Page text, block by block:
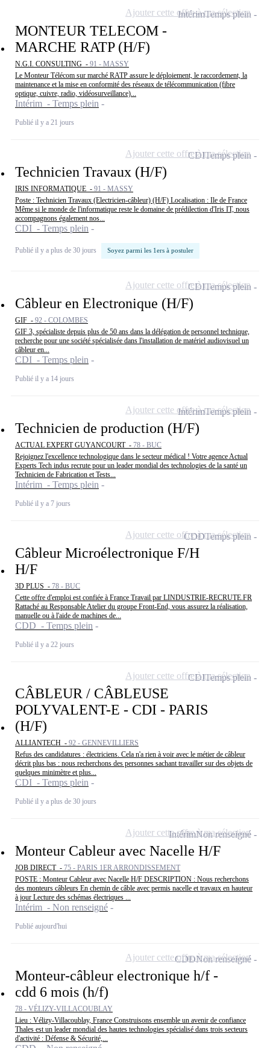
MONTEUR TELECOM -
MARCHE RATP (H/F)
N.G.I. CONSULTING - 91 - MASSY
Le Monteur Télécom sur marché RATP assure le déploiement, le raccordement, la
maintenance et la mise en conformité des réseaux de télécommunication (fibre
optique, cuivre, radio, vidéosurveillance)...
Intérim - Temps plein
Publié il y a 21 jours
IntérimTemps plein
Ajouter cette offre à ma sélection
Technicien Travaux (H/F)
IRIS INFORMATIQUE - 91 - MASSY
Poste : Technicien Travaux (Electricien-câbleur) (H/F) Localisation : Ile de France
Même si le monde de l'informatique reste le domaine de prédilection d'Iris IT, nous
accompagnons également nos...
CDI - Temps plein
Publié il y a plus de 30 jours Soyez parmi les 1ers à postuler
CDITemps plein
Ajouter cette offre à ma sélection
Câbleur en Electronique (H/F)
GIF - 92 - COLOMBES
GIF 3, spécialiste depuis plus de 50 ans dans la délégation de personnel technique,
recherche pour une société spécialisée dans l'installation de matériel audiovisuel un
câbleur en...
CDI - Temps plein
Publié il y a 14 jours
CDITemps plein
Ajouter cette offre à ma sélection
Technicien de production (H/F)
ACTUAL EXPERT GUYANCOURT - 78 - BUC
Rejoignez l'excellence technologique dans le secteur médical ! Votre agence Actual
Experts Tech indus recrute pour un leader mondial des technologies de la santé un
Technicien de Fabrication et Tests...
Intérim - Temps plein
Publié il y a 7 jours
IntérimTemps plein
Ajouter cette offre à ma sélection
Câbleur Microélectronique F/H
H/F
3D PLUS - 78 - BUC
Cette offre d'emploi est confiée à France Travail par LINDUSTRIE-RECRUTE.FR
Rattaché au Responsable Atelier du groupe Front-End, vous assurez la réalisation,
manuelle ou à l'aide de machines de...
CDD - Temps plein
Publié il y a 22 jours
CDDTemps plein
Ajouter cette offre à ma sélection
CÂBLEUR / CÂBLEUSE
POLYVALENT-E - CDI - PARIS
(H/F)
ALLIANTECH - 92 - GENNEVILLIERS
Refus des candidatures : électriciens. Cela n'a rien à voir avec le métier de câbleur
décrit plus bas : nous recherchons des personnes sachant travailler sur des objets de
quelques minimètre et plus...
CDI - Temps plein
Publié il y a plus de 30 jours
CDITemps plein
Ajouter cette offre à ma sélection
Monteur Cableur avec Nacelle H/F
JOB DIRECT - 75 - PARIS 1ER ARRONDISSEMENT
POSTE : Monteur Cableur avec Nacelle H/F DESCRIPTION : Nous recherchons
des monteurs câbleurs En chemin de câble avec permis nacelle et travaux en hauteur
à jour Lecture des schémas électriques ...
Intérim - Non renseigné
Publié aujourd'hui
IntérimNon renseigné
Ajouter cette offre à ma sélection
Monteur-câbleur electronique h/f -
cdd 6 mois (h/f)
78 - VÉLIZY-VILLACOUBLAY
Lieu : Vélizy-Villacoublay, France Construisons ensemble un avenir de confiance
Thales est un leader mondial des hautes technologies spécialisé dans trois secteurs
d'activité : Défense & Sécurité,...
CDDNon renseigné
Ajouter cette offre à ma sélection